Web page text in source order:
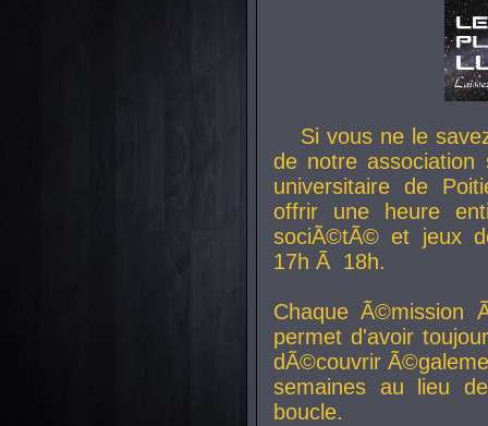
Si vous ne le
de notre
universitaire de
offrir une heure
sociÃ©tÃ© et jeux
17h Ã 18h.
Chaque Ã©mission
permet d'avoir
dÃ©couvrir
semaines au lieu
boucle.